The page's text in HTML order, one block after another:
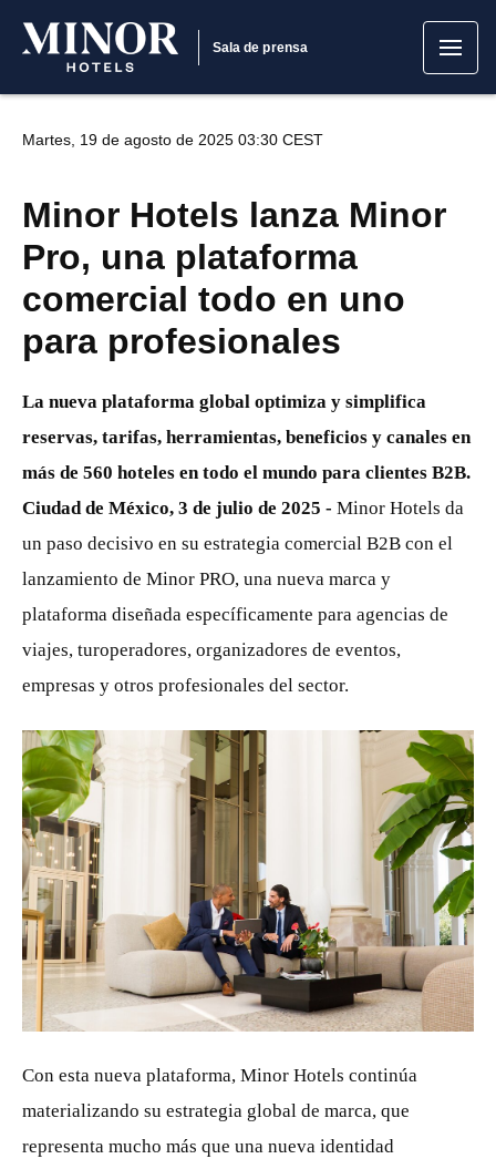
Sala de prensa
Martes, 19 de agosto de 2025 03:30 CEST
Minor Hotels lanza Minor
Pro, una plataforma
comercial todo en uno
para profesionales
La nueva plataforma global optimiza y simplifica
reservas, tarifas, herramientas, beneficios y canales en
más de 560 hoteles en todo el mundo para clientes B2B.
Ciudad de México, 3 de julio de 2025 - Minor Hotels da
un paso decisivo en su estrategia comercial B2B con el
lanzamiento de Minor PRO, una nueva marca y
plataforma diseñada específicamente para agencias de
viajes, turoperadores, organizadores de eventos,
empresas y otros profesionales del sector.
Con esta nueva plataforma, Minor Hotels continúa
materializando su estrategia global de marca, que
representa mucho más que una nueva identidad